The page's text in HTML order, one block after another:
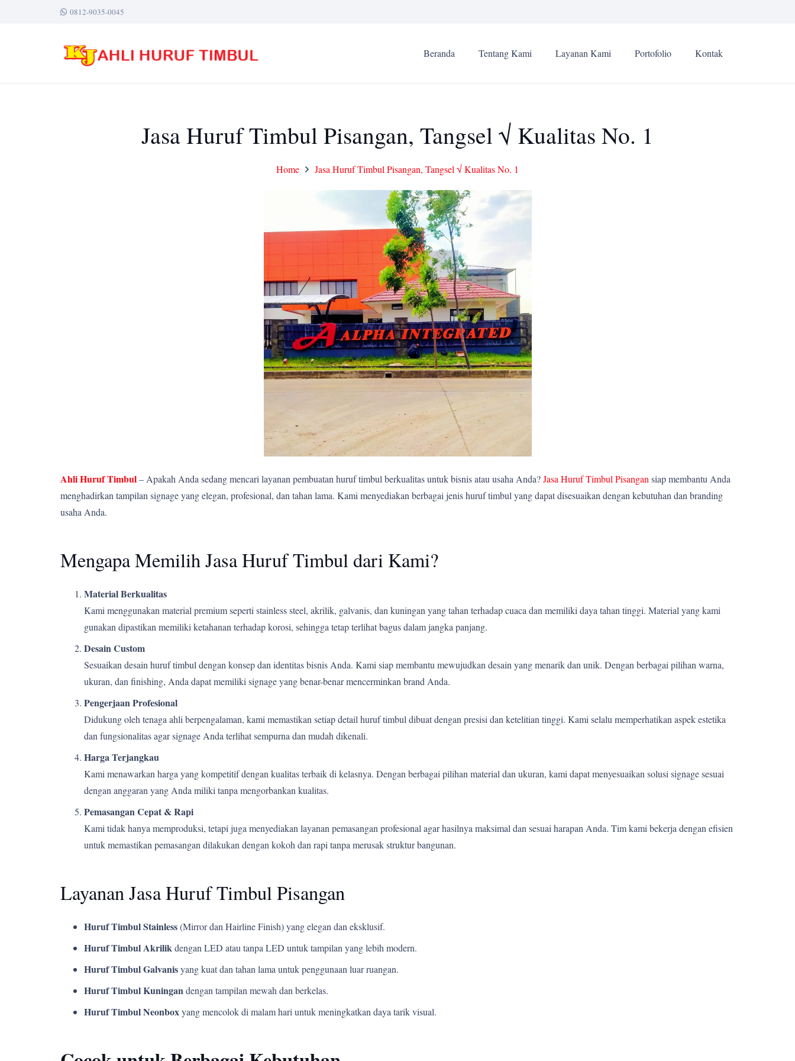
0812-9035-0045
Beranda Tentang Kami Layanan Kami Portofolio Kontak
Jasa Huruf Timbul Pisangan, Tangsel √ Kualitas No. 1
Home Jasa Huruf Timbul Pisangan, Tangsel √ Kualitas No. 1
Ahli Huruf Timbul– Apakah Anda sedang mencari layanan pembuatan huruf timbul berkualitas untuk bisnis atau usaha Anda?Jasa Huruf Timbul Pisangan siap membantu Anda
menghadirkan tampilan signage yang elegan, profesional, dan tahan lama. Kami menyediakan berbagai jenis huruf timbul yang dapat disesuaikan dengan kebutuhan dan branding
usaha Anda.
Mengapa Memilih Jasa Huruf Timbul dari Kami?
Material Berkualitas
Kami menggunakan material premium seperti stainless steel, akrilik, galvanis, dan kuningan yang tahan terhadap cuaca dan memiliki daya tahan tinggi. Material yang kami
gunakan dipastikan memiliki ketahanan terhadap korosi, sehingga tetap terlihat bagus dalam jangka panjang.
Desain Custom
Sesuaikan desain huruf timbul dengan konsep dan identitas bisnis Anda. Kami siap membantu mewujudkan desain yang menarik dan unik. Dengan berbagai pilihan warna,
ukuran, dan finishing, Anda dapat memiliki signage yang benar-benar mencerminkan brand Anda.
Pengerjaan Profesional
Didukung oleh tenaga ahli berpengalaman, kami memastikan setiap detail huruf timbul dibuat dengan presisi dan ketelitian tinggi. Kami selalu memperhatikan aspek estetika
dan fungsionalitas agar signage Anda terlihat sempurna dan mudah dikenali.
Harga Terjangkau
Kami menawarkan harga yang kompetitif dengan kualitas terbaik di kelasnya. Dengan berbagai pilihan material dan ukuran, kami dapat menyesuaikan solusi signage sesuai
dengan anggaran yang Anda miliki tanpa mengorbankan kualitas.
Pemasangan Cepat & Rapi
Kami tidak hanya memproduksi, tetapi juga menyediakan layanan pemasangan profesional agar hasilnya maksimal dan sesuai harapan Anda. Tim kami bekerja dengan efisien
untuk memastikan pemasangan dilakukan dengan kokoh dan rapi tanpa merusak struktur bangunan.
Layanan Jasa Huruf Timbul Pisangan
Huruf Timbul Stainless(Mirror dan Hairline Finish) yang elegan dan eksklusif.
Huruf Timbul Akrilikdengan LED atau tanpa LED untuk tampilan yang lebih modern.
Huruf Timbul Galvanisyang kuat dan tahan lama untuk penggunaan luar ruangan.
Huruf Timbul Kuningandengan tampilan mewah dan berkelas.
Huruf Timbul Neonboxyang mencolok di malam hari untuk meningkatkan daya tarik visual.